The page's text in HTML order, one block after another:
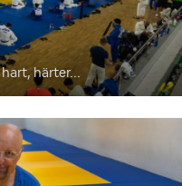
härter...